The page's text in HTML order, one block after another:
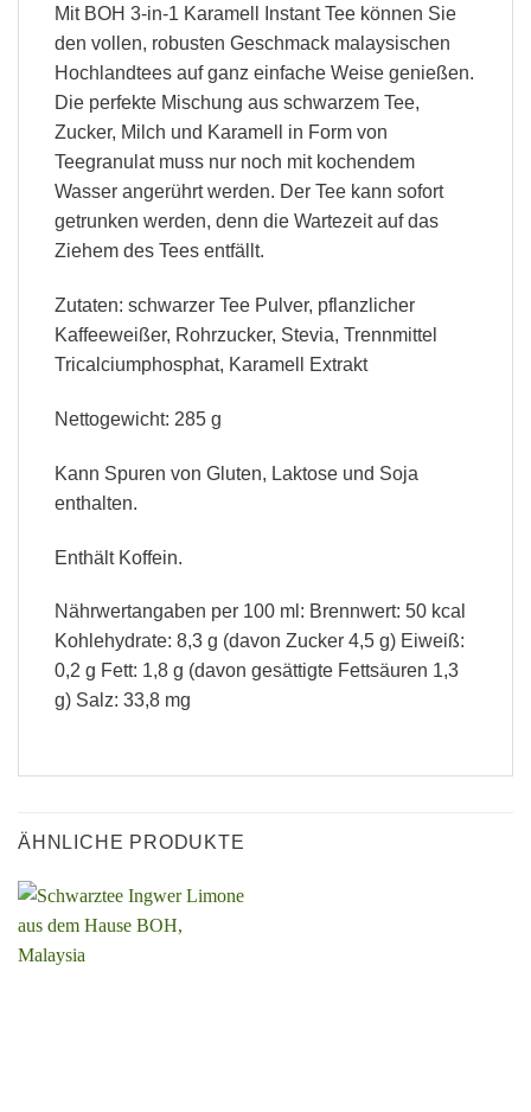
Mit BOH 3-in-1 Karamell Instant Tee können Sie
den vollen, robusten Geschmack malaysischen
Hochlandtees auf ganz einfache Weise genießen.
Die perfekte Mischung aus schwarzem Tee,
Zucker, Milch und Karamell in Form von
Teegranulat muss nur noch mit kochendem
Wasser angerührt werden. Der Tee kann sofort
getrunken werden, denn die Wartezeit auf das
Ziehem des Tees entfällt.
Zutaten: schwarzer Tee Pulver, pflanzlicher
Kaffeeweißer, Rohrzucker, Stevia, Trennmittel
Tricalciumphosphat, Karamell Extrakt
Nettogewicht: 285 g
Kann Spuren von Gluten, Laktose und Soja
enthalten.
Enthält Koffein.
Nährwertangaben per 100 ml: Brennwert: 50 kcal
Kohlehydrate: 8,3 g (davon Zucker 4,5 g) Eiweiß:
0,2 g Fett: 1,8 g (davon gesättigte Fettsäuren 1,3
g) Salz: 33,8 mg
ÄHNLICHE PRODUKTE